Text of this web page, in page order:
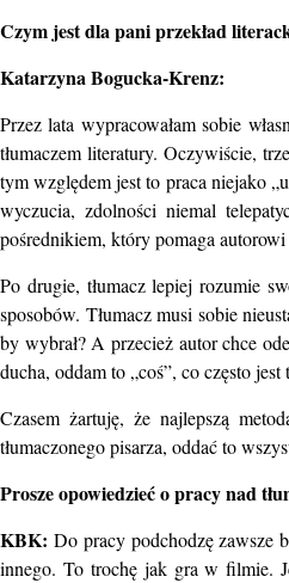
Czym jest dla pani przekład
Katarzyna Bogucka-Krenz:
Przez lata wypracowałam sobie
tłumaczem literatury. Oczywiście,
tym względem jest to praca niejako
wyczucia, zdolności niemal
pośrednikiem, który pomaga
Po drugie, tłumacz lepiej rozumie
sposobów. Tłumacz musi sobie
by wybrał? A przecież autor chce
ducha, oddam to „coś”, co często
Czasem żartuję, że najlepszą
tłumaczonego pisarza, oddać to
Prosze opowiedzieć o pracy nad
KBK: Do pracy podchodzę zawsze
innego. To trochę jak gra w filmie.